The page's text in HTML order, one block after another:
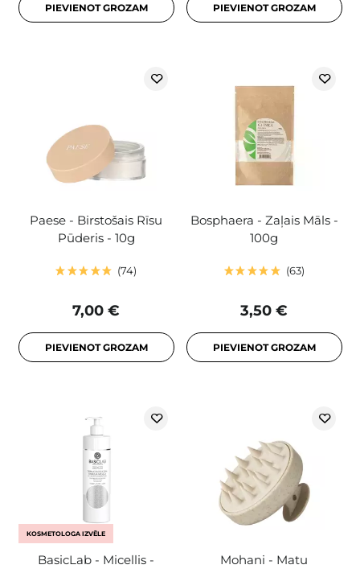
PIEVIENOT GROZAM PIEVIENOT GROZAM
Paese - Birstošais Rīsu
Pūderis - 10g
74
7,00 €
PIEVIENOT GROZAM
Bosphaera - Zaļais Māls -
100g
63
3,50 €
PIEVIENOT GROZAM
KOSMETOLOGA IZVĒLE
BasicLab - Micellis -
Mohani - Matu